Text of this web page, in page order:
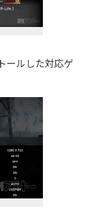
ールした対応ゲ